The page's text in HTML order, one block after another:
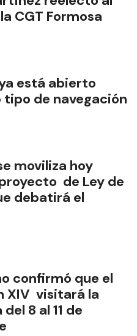
CGT Formosa
está abierto
de navegación
moviliza hoy
de Ley de
debatirá el
confirmó que el
XIV visitará la
8 al 11 de